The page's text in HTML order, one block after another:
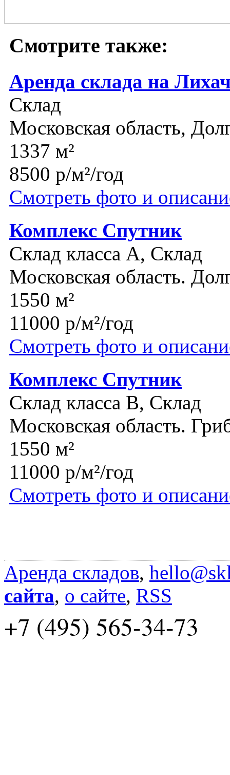
Смотрите также:
Аренда склада на
Склад
Московская область,
1337 м²
8500 р/м²/год
Смотреть фото и
Комплекс Спутник
Склад класса A, Склад
Московская область.
1550 м²
11000 р/м²/год
Смотреть фото и
Комплекс Спутник
Склад класса B, Склад
Московская область.
1550 м²
11000 р/м²/год
Смотреть фото и
Аренда складов,
сайта, о сайте, RSS
+7 (495) 565-34-73